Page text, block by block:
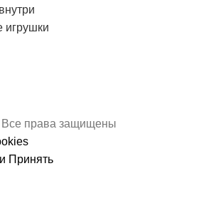
игрушки
Все права защищены
Принять